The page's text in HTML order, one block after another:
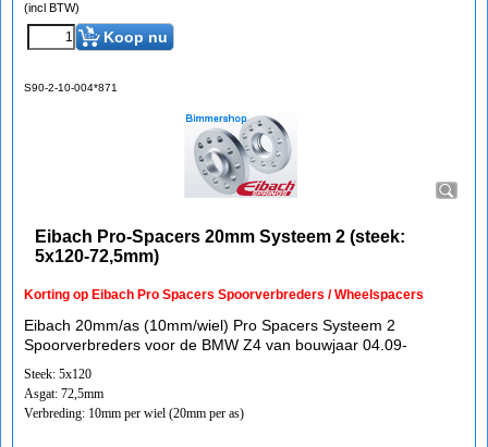
(incl BTW)
Koop nu
S90-2-10-004*871
Eibach Pro-Spacers 20mm Systeem 2 (steek:
5x120-72,5mm)
Korting op Eibach Pro Spacers Spoorverbreders / Wheelspacers
Eibach 20mm/as (10mm/wiel) Pro Spacers Systeem 2
Spoorverbreders voor de BMW Z4 van bouwjaar 04.09-
Steek: 5x120
Asgat: 72,5mm
Verbreding: 10mm per wiel (20mm per as)